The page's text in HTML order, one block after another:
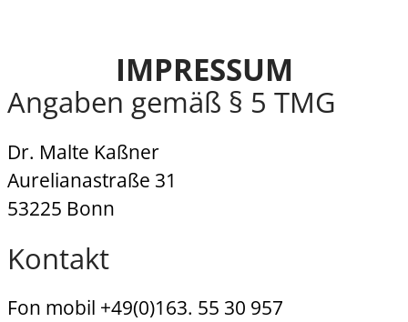
IMPRESSUM
Angaben gemäß § 5 TMG
Dr. Malte Kaßner
Aurelianastraße 31
53225 Bonn
Kontakt
Fon mobil +49(0)163. 55 30 957